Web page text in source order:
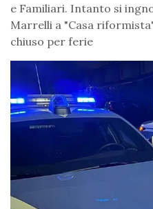
e Familiari. Intanto si
Marrelli a "Casa
chiuso per ferie